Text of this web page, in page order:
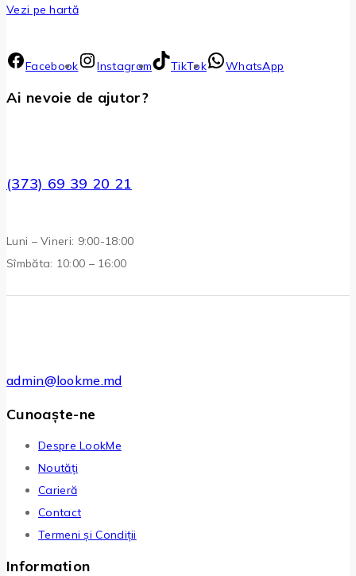
Vezi pe hartă
Facebook Instagram TikTok WhatsApp
Ai nevoie de ajutor?
(373) 69 39 20 21
Luni – Vineri: 9:00-18:00
Sîmbăta: 10:00 – 16:00
admin@lookme.md
Cunoaște-ne
Despre LookMe
Noutăți
Carieră
Contact
Termeni și Condiții
Information